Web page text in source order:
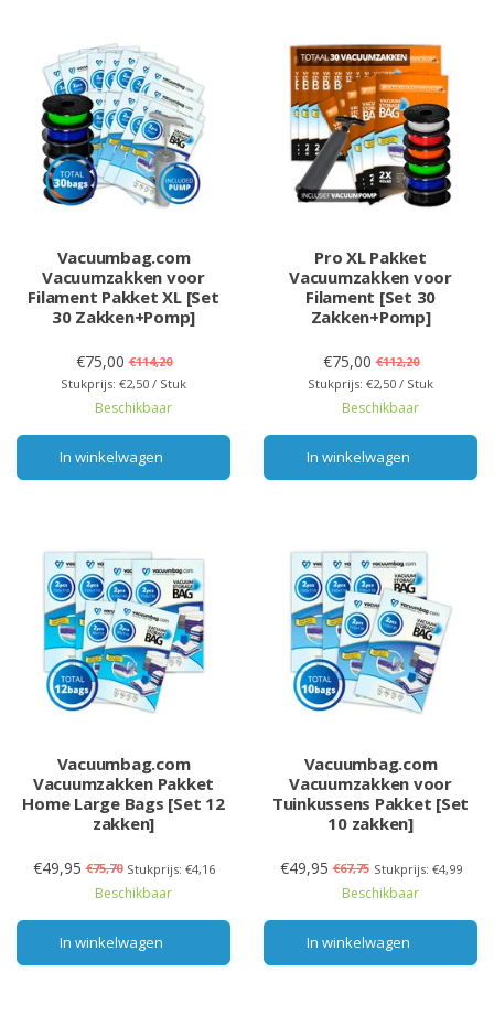
Vacuumbag.com
Vacuumzakken voor
Filament Pakket XL [Set
30 Zakken+Pomp]
€75,00 €114,20
Stukprijs: €2,50 / Stuk
Beschikbaar
In winkelwagen
Pro XL Pakket
Vacuumzakken voor
Filament [Set 30
Zakken+Pomp]
€75,00 €112,20
Stukprijs: €2,50 / Stuk
Beschikbaar
In winkelwagen
Vacuumbag.com
Vacuumzakken Pakket
Home Large Bags [Set 12
zakken]
€49,95 €75,70 Stukprijs: €4,16
Beschikbaar
In winkelwagen
Vacuumbag.com
Vacuumzakken voor
Tuinkussens Pakket [Set
10 zakken]
€49,95 €67,75 Stukprijs: €4,99
Beschikbaar
In winkelwagen